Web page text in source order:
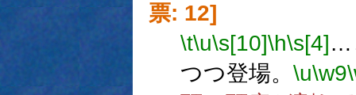
票: 12]
\t\u\s[10]\h\s[4]…
つつ登場。 \u\w9